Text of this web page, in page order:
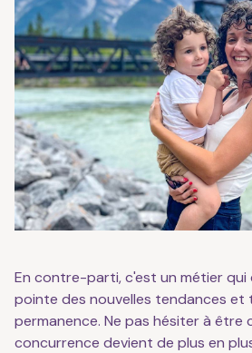
En contre-parti, c'est un métier qui
pointe des nouvelles tendances et
permanence. Ne pas hésiter à être
concurrence devient de plus en